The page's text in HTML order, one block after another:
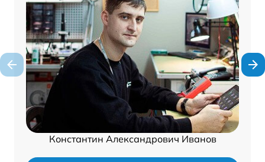
Константин Александрович Иванов